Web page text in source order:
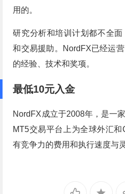
用的。
研究分析和培训计划都不全
和交易援助。NordFX已经运
的经验、技术和奖项。
最低10元入金
NordFX成立于2008年，是一
MT5交易平台上为全球外汇
有竞争力的费用和执行速度与